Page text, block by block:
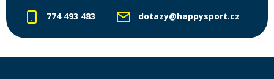
774 493 483 dotazy@happysport.cz